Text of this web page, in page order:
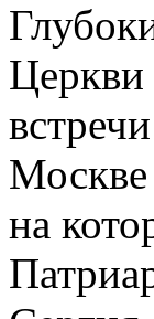
Церкви
Москве
на